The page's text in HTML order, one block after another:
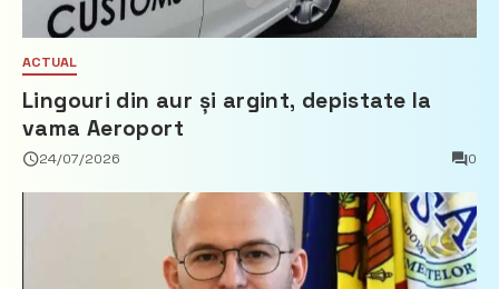
ACTUAL
Lingouri din aur și argint, depistate la
vama Aeroport
24/07/2026 0